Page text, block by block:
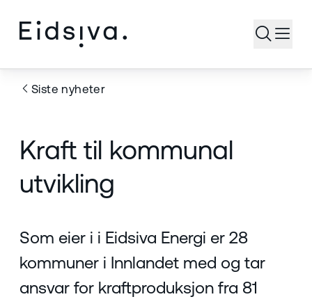
Åpne
Siste nyheter
Kraft til kommunal
utvikling
Som eier i i Eidsiva Energi er 28
kommuner i Innlandet med og tar
ansvar for kraftproduksjon fra 81